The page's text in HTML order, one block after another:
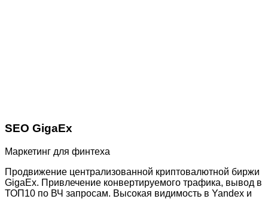
SEO GigaEx
Маркетинг для финтеха
Продвижение централизованной криптовалютной биржи
GigaEx. Привлечение конвертируемого трафика, вывод в
ТОП10 по ВЧ запросам. Высокая видимость в Yandex и